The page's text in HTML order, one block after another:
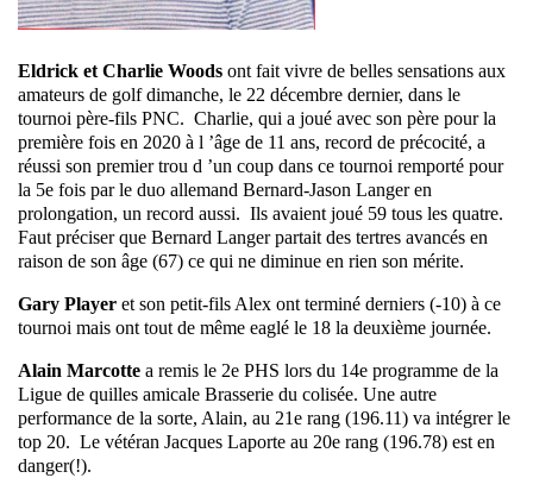
Eldrick et Charlie Woods ont fait vivre de belles sensations aux
amateurs de golf dimanche, le 22 décembre dernier, dans le
tournoi père-fils PNC. Charlie, qui a joué avec son père pour la
première fois en 2020 à l ’âge de 11 ans, record de précocité, a
réussi son premier trou d ’un coup dans ce tournoi remporté pour
la 5e fois par le duo allemand Bernard-Jason Langer en
prolongation, un record aussi. Ils avaient joué 59 tous les quatre.
Faut préciser que Bernard Langer partait des tertres avancés en
raison de son âge (67) ce qui ne diminue en rien son mérite.
Gary Player et son petit-fils Alex ont terminé derniers (-10) à ce
tournoi mais ont tout de même eaglé le 18 la deuxième journée.
Alain Marcotte a remis le 2e PHS lors du 14e programme de la
Ligue de quilles amicale Brasserie du colisée. Une autre
performance de la sorte, Alain, au 21e rang (196.11) va intégrer le
top 20. Le vétéran Jacques Laporte au 20e rang (196.78) est en
danger(!).